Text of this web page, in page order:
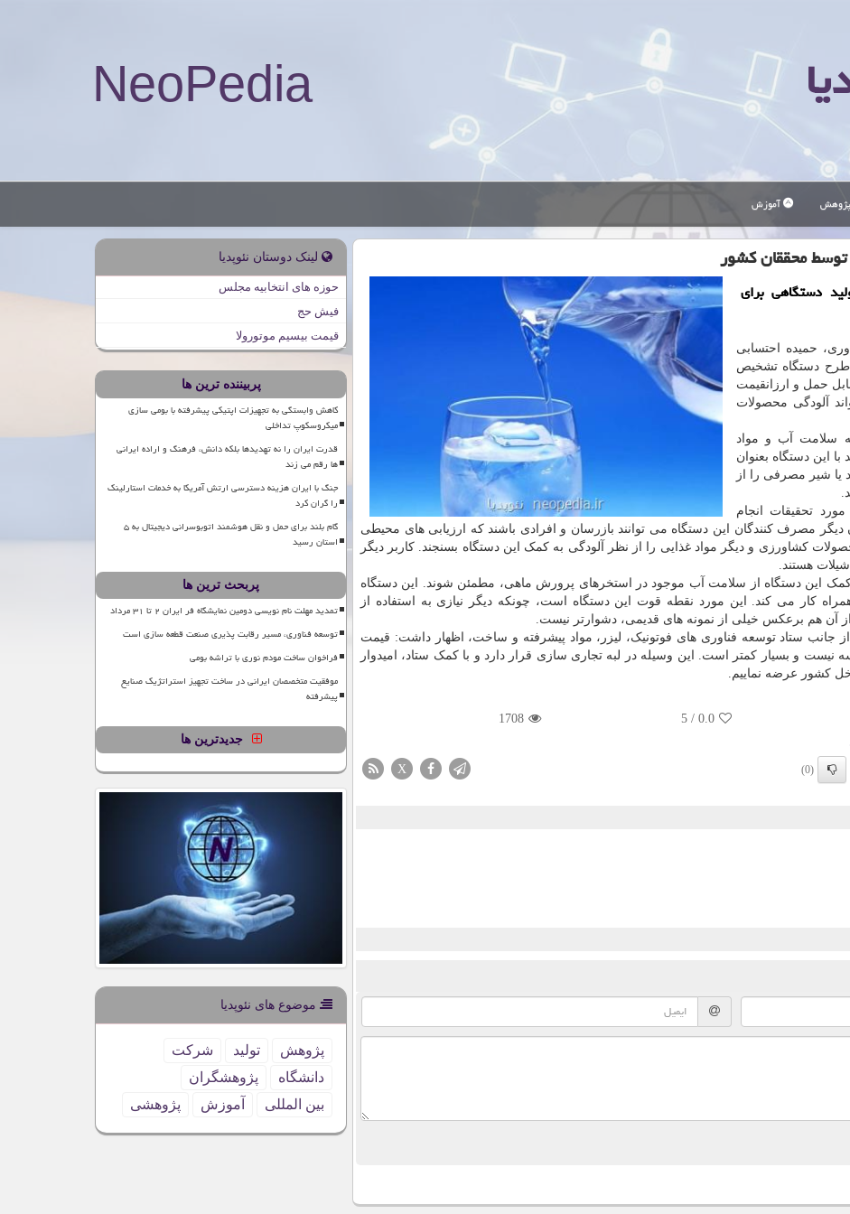
NeoPedia
پژوهش آموزش
محققان كشور
دستگاهی برای
حمیده احتسابی
دستگاه تشخیص
حمل و ارزانقیمت
آلودگی محصولات
سلامت آب و مواد
این دستگاه بعنوان
یا شیر مصرفی را از
تحقیقات انجام
مصرف کنندگان این دستگاه می توانند بازرسان و افرادی باشند که ارزیابی های محیطی
کشاورزی و دیگر مواد غذایی را از نظر آلودگی به کمک این دستگاه بسنجند. کاربر دیگر
هستند.
کمک این دستگاه از سلامت آب موجود در استخرهای پرورش ماهی، مطمئن شوند. این دستگاه
کار می کند. این مورد نقطه قوت این دستگاه است، چونکه دیگر نیازی به استفاده از
آن هم برعکس خیلی از نمونه های قدیمی، دشوارتر نیست.
جانب ستاد توسعه فناوری های فوتونیک، لیزر، مواد پیشرفته و ساخت، اظهار داشت: قیمت
نیست و بسیار کمتر است. این وسیله در لبه تجاری سازی قرار دارد و با کمک ستاد، امیدوار
کشور عرضه نماییم.
0.0
/
5
1708
(0)
X
لینک دوستان نئوپدیا
حوزه های انتخابیه مجلس
فیش حج
قیمت بیسیم موتورولا
پربیننده ترین ها
کاهش وابستگی به تجهیزات اپتیکی پیشرفته با بومی سازی
میکروسکوپ تداخلی
قدرت ایران را نه تهدیدها بلکه دانش، فرهنگ و اراده ایرانی
ها رقم می زند
جنگ با ایران هزینه دسترسی ارتش آمریکا به خدمات استارلینک
را گران کرد
گام بلند برای حمل و نقل هوشمند اتوبوسرانی دیجیتال به ۵
استان رسید
پربحث ترین ها
تمدید مهلت نام نویسی دومین نمایشگاه فر ایران ۲ تا ۳۱ مرداد
توسعه فناوری، مسیر رقابت پذیری صنعت قطعه سازی است
فراخوان ساخت مودم نوری با تراشه بومی
موفقیت متخصصان ایرانی در ساخت تجهیز استراتژیک صنایع
پیشرفته
جدیدترین ها
موضوع های نئوپدیا
پژوهش تولید
شركت
دانشگاه
پژوهشگران
بین المللی
آموزش پژوهشی